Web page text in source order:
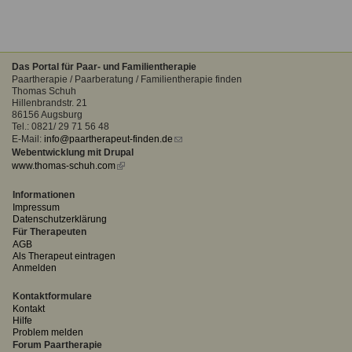
Das Portal für Paar- und Familientherapie
Paartherapie / Paarberatung / Familientherapie finden
Thomas Schuh
Hillenbrandstr. 21
86156 Augsburg
Tel.: 0821/ 29 71 56 48
E-Mail: info@paartherapeut-finden.de (link
Webentwicklung mit Drupal
www.thomas-schuh.com(link
Informationen
Impressum
Datenschutzerklärung
Für Therapeuten
AGB
Als Therapeut eintragen
Anmelden
Kontaktformulare
Kontakt
Hilfe
Problem melden
Forum Paartherapie